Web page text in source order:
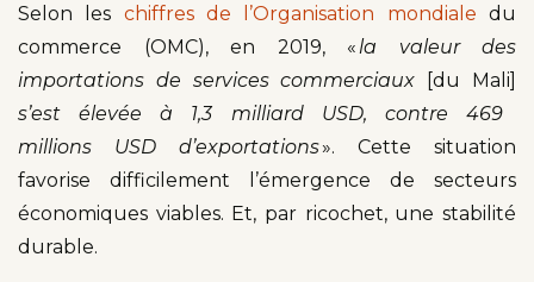
Selon les chiffres de l’Organisation mondiale du
commerce (OMC), en 2019, « la valeur des
importations de services commerciaux
[du Mali]
s’est élevée à 1,3 milliard USD, contre 469
millions USD d’exportations». Cette situation
favorise difficilement l’émergence de secteurs
économiques viables. Et, par ricochet, une stabilité
durable.